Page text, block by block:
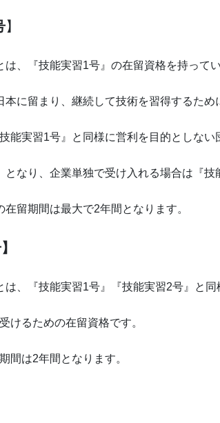
】
は、『技能実習1号』の在留資格を持って
本に留まり、継続して技術を習得するため
能実習1号』と同様に営利を目的としない
となり、企業単独で受け入れる場合は『技
在留期間は最大で2年間となります。
は、『技能実習1号』『技能実習2号』と同
けるための在留資格です。
間は2年間となります。